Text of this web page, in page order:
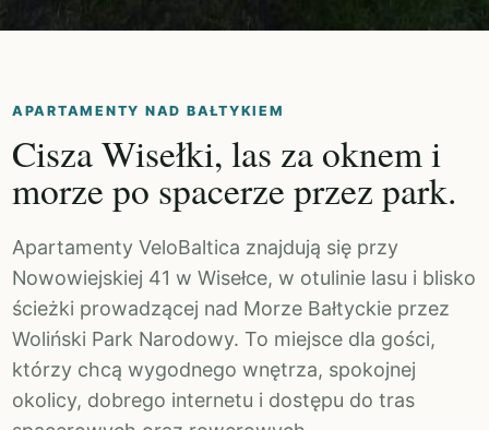
APARTAMENTY NAD BAŁTYKIEM
Cisza Wisełki, las za oknem i
morze po spacerze przez park.
Apartamenty VeloBaltica znajdują się przy
Nowowiejskiej 41 w Wisełce, w otulinie lasu i blisko
ścieżki prowadzącej nad Morze Bałtyckie przez
Woliński Park Narodowy. To miejsce dla gości,
którzy chcą wygodnego wnętrza, spokojnej
okolicy, dobrego internetu i dostępu do tras